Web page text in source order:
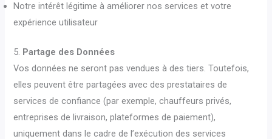
Notre intérêt légitime à améliorer nos services et votre
expérience utilisateur
5. Partage des Données
Vos données ne seront pas vendues à des tiers. Toutefois,
elles peuvent être partagées avec des prestataires de
services de confiance (par exemple, chauffeurs privés,
entreprises de livraison, plateformes de paiement),
uniquement dans le cadre de l’exécution des services